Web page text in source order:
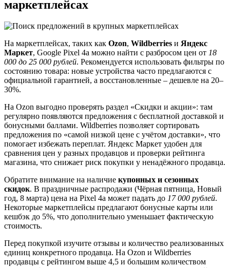
маркетплейсах
На маркетплейсах, таких как Ozon, Wildberries и Яндекс
Маркет, Google Pixel 4a можно найти с разбросом цен от 18
000 до 25 000 рублей. Рекомендуется использовать фильтры по
состоянию товара: новые устройства часто предлагаются с
официальной гарантией, а восстановленные – дешевле на 20–
30%.
На Ozon выгодно проверять раздел «Скидки и акции»: там
регулярно появляются предложения с бесплатной доставкой и
бонусными баллами. Wildberries позволяет сортировать
предложения по «самой низкой цене с учётом доставки», что
помогает избежать переплат. Яндекс Маркет удобен для
сравнения цен у разных продавцов и проверки рейтинга
магазина, что снижает риск покупки у ненадёжного продавца.
Обратите внимание на наличие купонных и сезонных
скидок. В праздничные распродажи (Чёрная пятница, Новый
год, 8 марта) цена на Pixel 4a может падать до 17 000 рублей.
Некоторые маркетплейсы предлагают бонусные карты или
кешбэк до 5%, что дополнительно уменьшает фактическую
стоимость.
Перед покупкой изучите отзывы и количество реализованных
единиц конкретного продавца. На Ozon и Wildberries
продавцы с рейтингом выше 4,5 и большим количеством